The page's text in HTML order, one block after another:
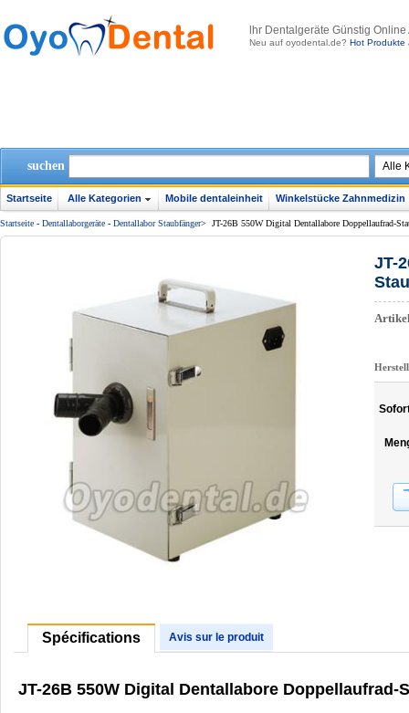
lhr Dentalgeräte Günstig
Neu auf oyodental.de? Hot Produkte
suchen
Startseite Alle Kategorien Mobile dentaleinheit Winkelstücke Zahnmedizin
Startseite - Dentallaborgeräte - Dentallabor Staubfänger> JT-26B 550W Digital Dentallabore Doppellaufrad-
JT-
Spécifications Avis sur le produit
JT-26B 550W Digital Dentallabore